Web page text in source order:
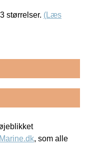
størrelser. (Læs
, som alle